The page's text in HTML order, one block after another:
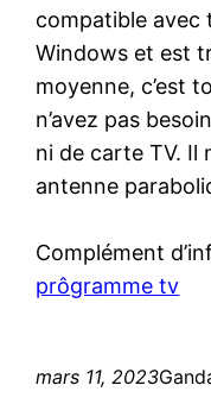
compatible avec
Windows et est
moyenne, c’est
n’avez pas
ni de carte TV. Il
antenne
Complément
prôgramme tv
mars 11, 2023